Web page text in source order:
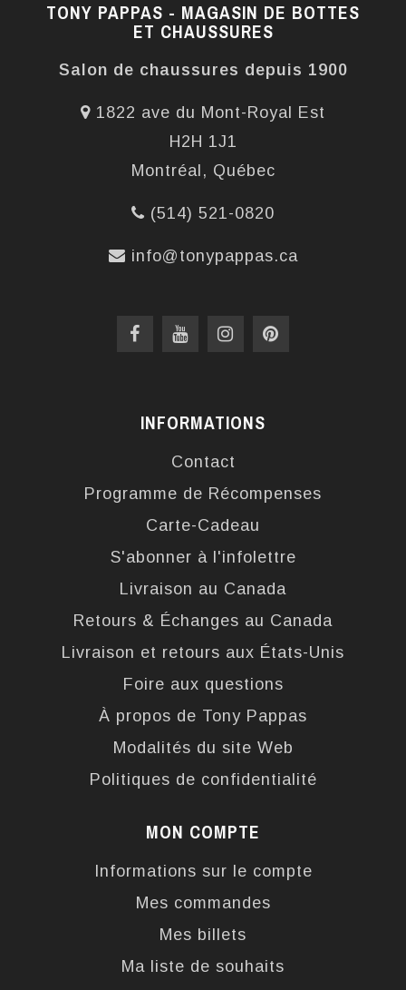
TONY PAPPAS - MAGASIN DE BOTTES
ET CHAUSSURES
Salon de chaussures depuis 1900
1822 ave du Mont-Royal Est
H2H 1J1
Montréal, Québec
(514) 521-0820
info@tonypappas.ca
INFORMATIONS
Contact
Programme de Récompenses
Carte-Cadeau
S'abonner à l'infolettre
Livraison au Canada
Retours & Échanges au Canada
Livraison et retours aux États-Unis
Foire aux questions
À propos de Tony Pappas
Modalités du site Web
Politiques de confidentialité
MON COMPTE
Informations sur le compte
Mes commandes
Mes billets
Ma liste de souhaits